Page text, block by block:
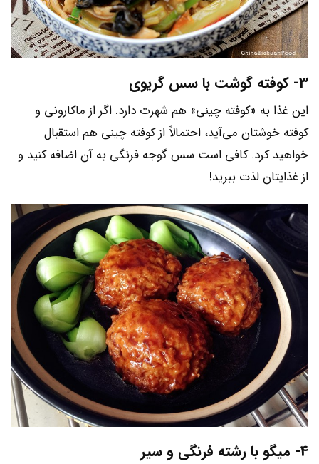
3- کوفته گوشت با سس گریوی
این غذا به «کوفته چینی» هم شهرت دارد. اگر از ماکارونی و
کوفته خوشتان می‌آید، احتمالاً از کوفته چینی هم استقبال
خواهید کرد. کافی است سس گوجه فرنگی به آن اضافه کنید و
از غذایتان لذت ببرید!
4- میگو با رشته فرنگی و سیر